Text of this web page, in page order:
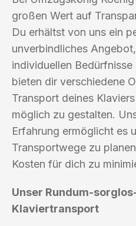
großen Wert auf
Du erhältst von uns ein
unverbindliches
individuellen
bieten dir verschiedene
Transport deines
möglich zu gestalten.
Erfahrung ermöglicht es
Transportwege zu
Kosten für dich zu
Unser Rundum-
Klaviertransport